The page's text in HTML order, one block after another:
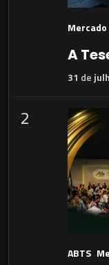
Mercado
A
31 de
2
ABTS